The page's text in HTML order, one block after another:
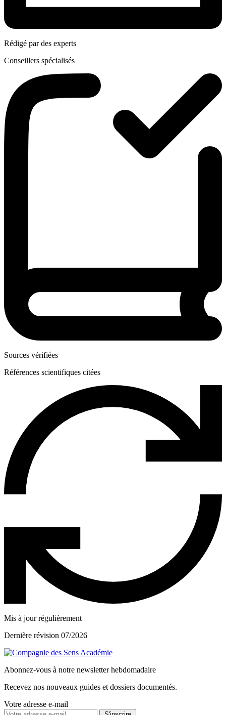
Rédigé par des experts
Conseillers spécialisés
Sources vérifiées
Références scientifiques citées
Mis à jour régulièrement
Dernière révision 07/2026
Abonnez-vous à notre newsletter hebdomadaire
Recevez nos nouveaux guides et dossiers documentés.
Votre adresse e-mail